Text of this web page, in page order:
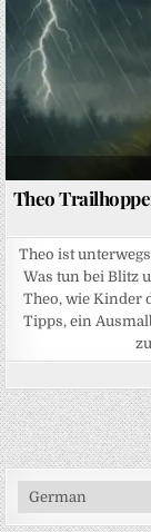
Theo
Theo ist
Was tun bei Blitz
Theo, wie Kinder
Tipps, ein